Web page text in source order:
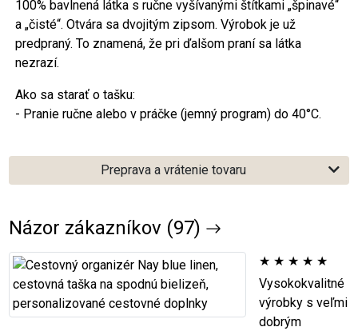
100% bavlnená látka s ručne vyšívanými štítkami „špinavé“
a „čisté“. Otvára sa dvojitým zipsom. Výrobok je už
predpraný. To znamená, že pri ďalšom praní sa látka
nezrazí.
Ako sa starať o tašku:
- Pranie ručne alebo v práčke (jemný program) do 40°C.
Preprava a vrátenie tovaru
Názor zákazníkov (97)
★ ★ ★ ★ ★
Vysokokvalitné
výrobky s veľmi
dobrým